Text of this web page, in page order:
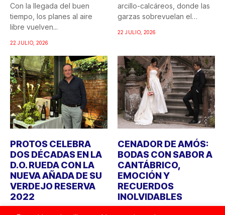
Con la llegada del buen
tiempo, los planes al aire
libre vuelven...
22 JULIO, 2026
arcillo-calcáreos, donde las
garzas sobrevuelan el
22 JULIO, 2026
PROTOS CELEBRA
DOS DÉCADAS EN LA
D.O. RUEDA CON LA
NUEVA AÑADA DE SU
VERDEJO RESERVA
2022
CENADOR DE AMÓS:
BODAS CON SABOR A
CANTÁBRICO,
EMOCIÓN Y
RECUERDOS
INOLVIDABLES